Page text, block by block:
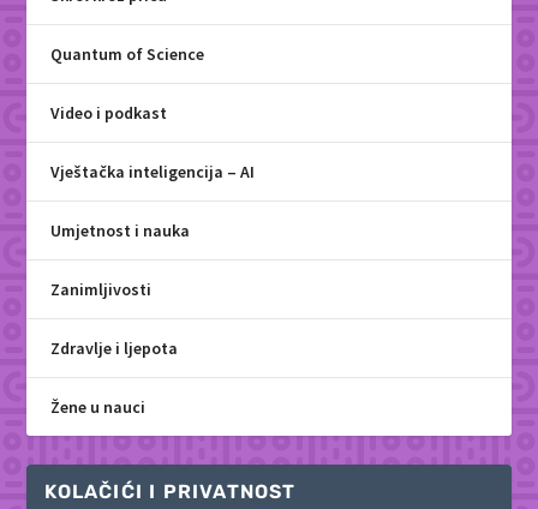
Quantum of Science
Video i podkast
Vještačka inteligencija – AI
Umjetnost i nauka
Zanimljivosti
Zdravlje i ljepota
Žene u nauci
KOLAČIĆI I PRIVATNOST